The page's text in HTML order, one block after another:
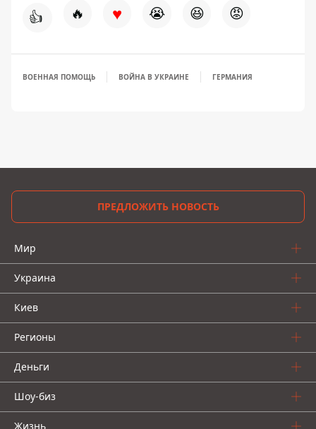
👍 🔥 ♥ 😭 😆 😡
ВОЕННАЯ ПОМОЩЬ ВОЙНА В УКРАИНЕ ГЕРМАНИЯ
ПРЕДЛОЖИТЬ НОВОСТЬ
Мир
Украина
Киев
Регионы
Деньги
Шоу-биз
Жизнь